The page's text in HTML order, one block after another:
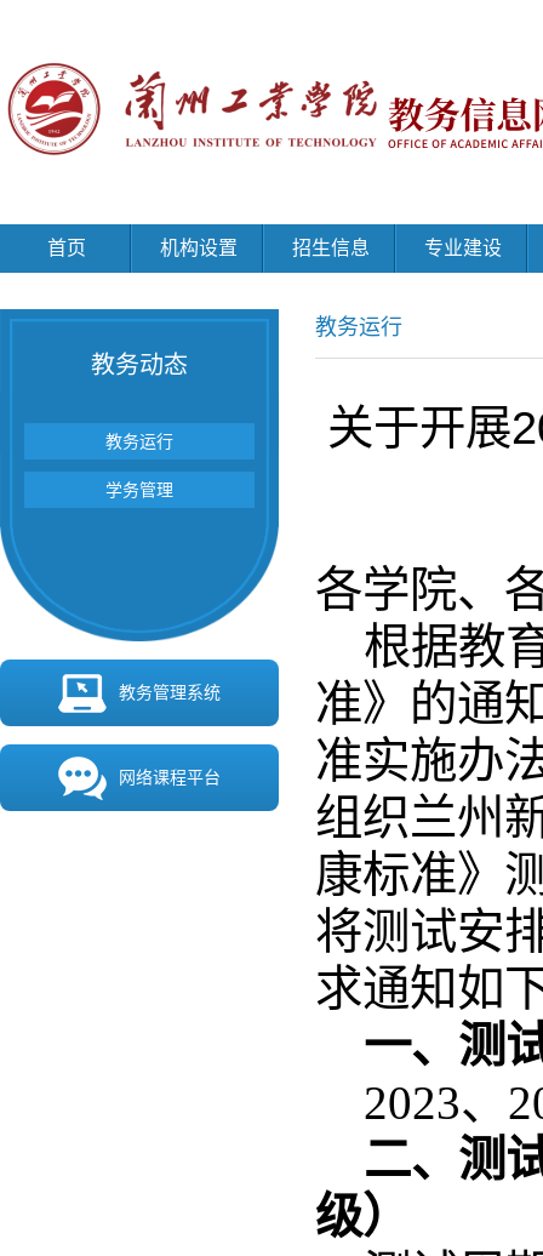
首页 机构设置 招生信息 专业建设
教务动态
教务运行
学务管理
教务管理系统
网络课程平台
教务运行
关于开展
各学院、
根据教
准》的通
准实施办
组织兰州
康标准》
将测试安
求通知如
一、测
2023、
二、测
级）